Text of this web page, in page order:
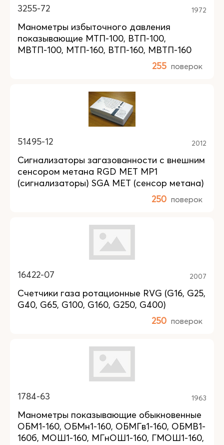
3255-72 1972
Манометры избыточного давления
показывающие МТП-100, ВТП-100,
МВТП-100, МТП-160, ВТП-160, МВТП-160
255 поверок
51495-12 2012
Сигнализаторы загазованности с внешним
сенсором метана RGD MET MP1
(сигнализаторы) SGA MET (сенсор метана)
250 поверок
16422-07 2007
Счетчики газа ротационные RVG (G16, G25,
G40, G65, G100, G160, G250, G400)
250 поверок
1784-63 1963
Манометры показывающие обыкновенные
ОБМ1-160, ОБМн1-160, ОБМГв1-160, ОБМВ1-
160б, МОШ1-160, МГнОШ1-160, ГМОШ1-160,